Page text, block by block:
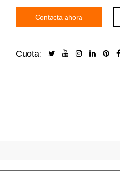
Contacta ahora
Cuota: